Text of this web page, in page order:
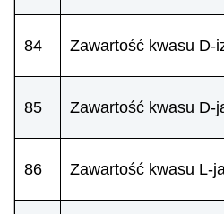
84 Zawartość kwasu D-
85 Zawartość kwasu D-
86 Zawartość kwasu L-